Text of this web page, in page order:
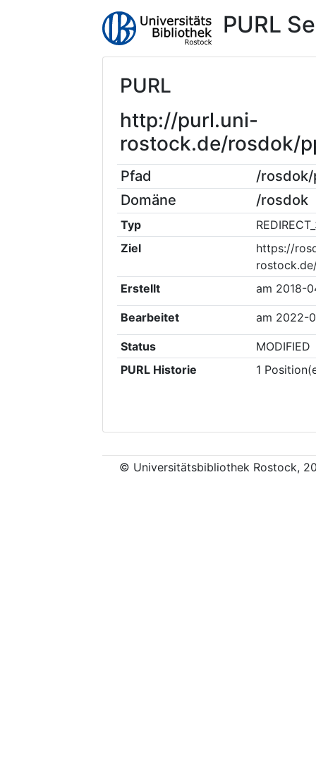
PURL
PURL
http://purl.uni-
rostock.de/rosdok/
Pfad
/
Domäne
/rosdok
Typ
Ziel
https://
Erstellt
am 2018-
Bearbeitet am 2022-
Status
MODIFIED
PURL Historie
1
© Universitätsbibliothek Rostock,